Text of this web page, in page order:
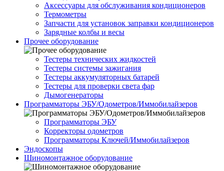
Аксессуары для обслуживания кондиционеров
Термометры
Запчасти для установок заправки кондиционеров
Зарядные колбы и весы
Прочее оборудование
Тестеры технических жидкостей
Тестеры системы зажигания
Тестеры аккумуляторных батарей
Тестеры для проверки света фар
Дымогенераторы
Программаторы ЭБУ/Одометров/Иммобилайзеров
Программаторы ЭБУ
Корректоры одометров
Программаторы Ключей/Иммобилайзеров
Эндоскопы
Шиномонтажное оборудование